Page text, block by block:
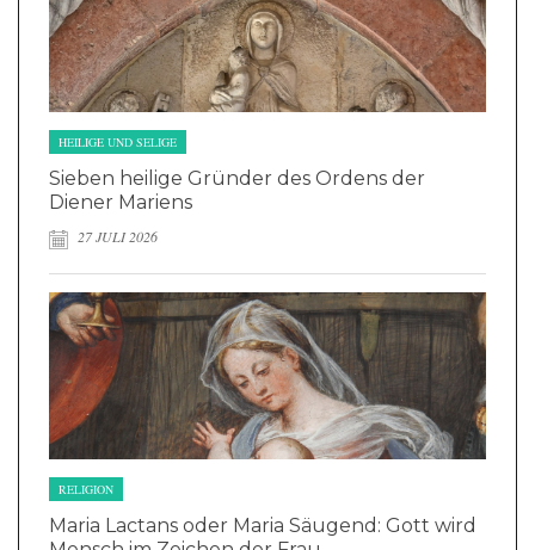
HEILIGE UND SELIGE
Sieben heilige Gründer des Ordens der
Diener Mariens
27 JULI 2026
RELIGION
Maria Lactans oder Maria Säugend: Gott wird